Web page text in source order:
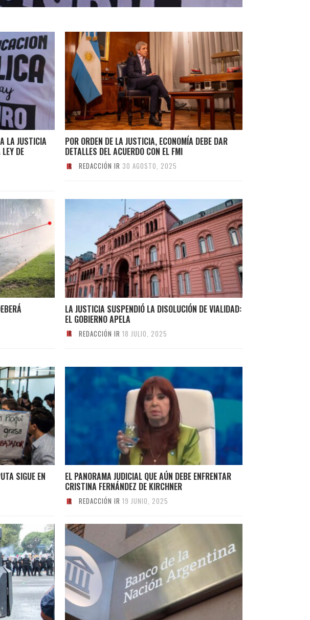
LA JUSTICIA
DE
POR ORDEN DE LA JUSTICIA, ECONOMÍA DEBE DAR
DETALLES DEL ACUERDO CON EL FMI
REDACCIÓN IR 30 AGOSTO, 2025
LA JUSTICIA SUSPENDIÓ LA DISOLUCIÓN DE VIALIDAD:
EL GOBIERNO APELA
REDACCIÓN IR 18 JULIO, 2025
SIGUE EN
EL PANORAMA JUDICIAL QUE AÚN DEBE ENFRENTAR
CRISTINA FERNÁNDEZ DE KIRCHNER
REDACCIÓN IR 19 JUNIO, 2025